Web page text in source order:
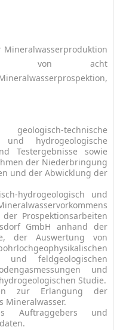
von acht
technische
hydrogeologische
Testergebnisse sowie
der Niederbringung
und der Abwicklung der
hydrogeologisch und
Prospektionsarbeiten
GmbH anhand der
der Auswertung von
feldgeologischen
und
Studie.
zur Erlangung der
Mineralwasser.
Auftraggebers und